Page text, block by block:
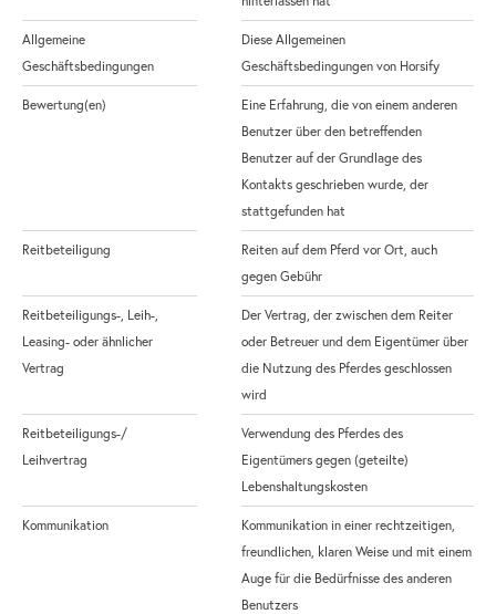
Allgemeine
Geschäftsbedingungen
Diese Allgemeinen
Geschäftsbedingungen von Horsify
Bewertung(en)
Eine Erfahrung, die von einem anderen
Benutzer über den betreffenden
Benutzer auf der Grundlage des
Kontakts geschrieben wurde, der
stattgefunden hat
Reitbeteiligung
Reiten auf dem Pferd vor Ort, auch
gegen Gebühr
Reitbeteiligungs-, Leih-,
Leasing- oder ähnlicher
Vertrag
Der Vertrag, der zwischen dem Reiter
oder Betreuer und dem Eigentümer über
die Nutzung des Pferdes geschlossen
wird
Reitbeteiligungs-/
Leihvertrag
Verwendung des Pferdes des
Eigentümers gegen (geteilte)
Lebenshaltungskosten
Kommunikation
Kommunikation in einer rechtzeitigen,
freundlichen, klaren Weise und mit einem
Auge für die Bedürfnisse des anderen
Benutzers